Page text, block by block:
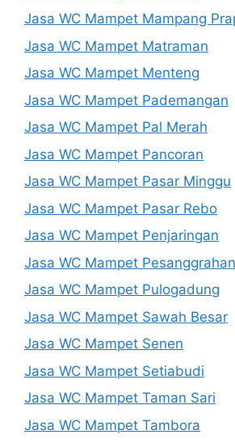
Jasa WC Mampet Mampang
Jasa WC Mampet Matraman
Jasa WC Mampet Menteng
Jasa WC Mampet Pademangan
Jasa WC Mampet Pal Merah
Jasa WC Mampet Pancoran
Jasa WC Mampet Pasar Minggu
Jasa WC Mampet Pasar Rebo
Jasa WC Mampet Penjaringan
Jasa WC Mampet Pesanggrahan
Jasa WC Mampet Pulogadung
Jasa WC Mampet Sawah Besar
Jasa WC Mampet Senen
Jasa WC Mampet Setiabudi
Jasa WC Mampet Taman Sari
Jasa WC Mampet Tambora